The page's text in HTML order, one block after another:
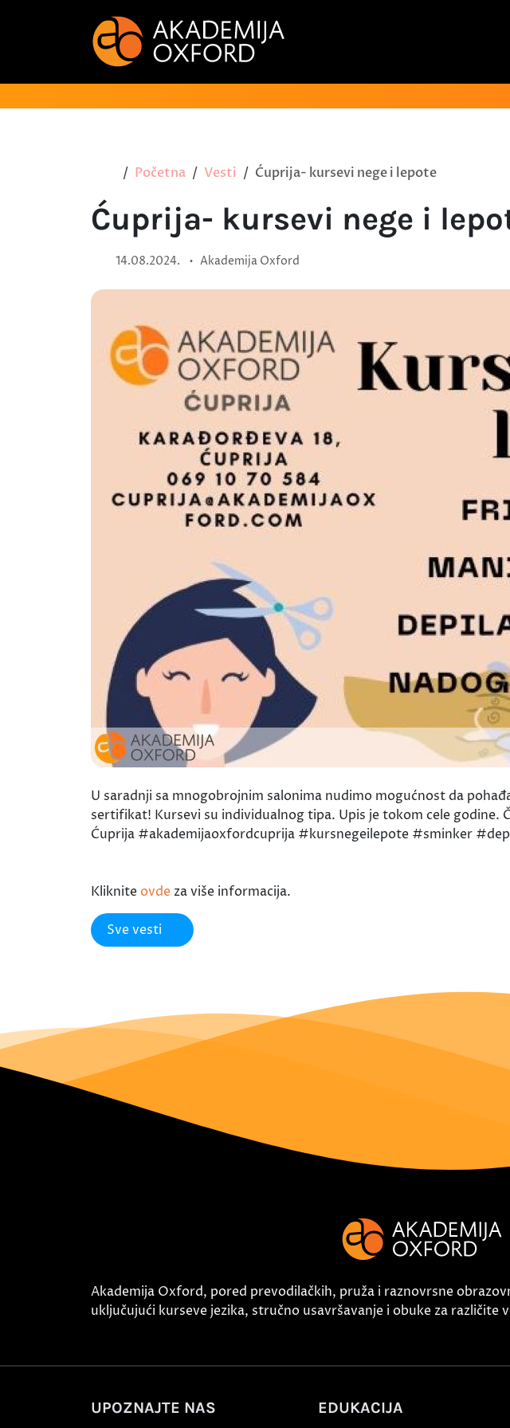
Početna Vesti Ćuprija- kursevi nege i lepote
Ćuprija- kursevi nege i
14.08.2024. • Akademija Oxford
U saradnji sa mnogobrojnim salonima nudimo mogućnost da
sertifikat! Kursevi su individualnog tipa. Upis je tokom cele godine.
Ćuprija #akademijaoxfordcuprija #kursnegeilepote #sminker
Kliknite ovde za više informacija.
Sve vesti
Akademija Oxford, pored prevodilačkih, pruža i raznovrsne
uključujući kurseve jezika, stručno usavršavanje i obuke za različite
UPOZNAJTE NAS EDUKACIJA